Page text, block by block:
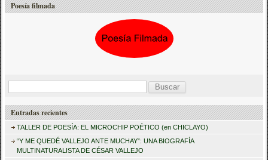
Poesía filmada
s
Entradas recientes
TALLER DE POESÍA: EL MICROCHIP POÉTICO (en CHICLAYO)
“Y ME QUEDÉ VALLEJO ANTE MUCHAY”: UNA BIOGRAFÍA
MULTINATURALISTA DE CÉSAR VALLEJO